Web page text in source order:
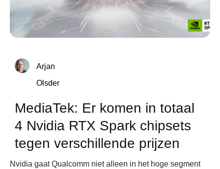
Arjan
Olsder
MediaTek: Er komen in totaal
4 Nvidia RTX Spark chipsets
tegen verschillende prijzen
Nvidia gaat Qualcomm niet alleen in het hoge segment